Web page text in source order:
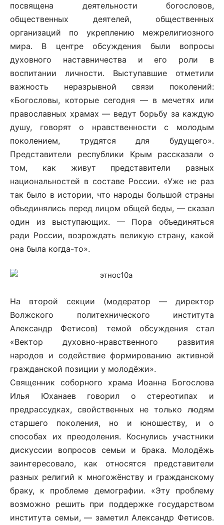
посвящена деятельности богословов,
общественных деятелей, общественных
организаций по укреплению межрелигиозного
мира. В центре обсуждения были вопросы
духовного наставничества и его роли в
воспитании личности. Выступавшие отметили
важность неразрывной связи поколений:
«Богословы, которые сегодня — в мечетях или
православных храмах — ведут борьбу за каждую
душу, говорят о нравственности с молодым
поколением, трудятся для будущего».
Представители республики Крым рассказали о
том, как живут представители разных
национальностей в составе России. «Уже не раз
так было в истории, что народы большой страны
объединялись перед лицом общей беды, — сказал
один из выступающих. — Пора объединяться
ради России, возрождать великую страну, какой
она была когда-то».
На второй секции (модератор — директор
Волжского политехнического института
Александр Фетисов) темой обсуждения стал
«Вектор духовно-нравственного развития
народов и содействие формированию активной
гражданской позиции у молодёжи».
Священник соборного храма Иоанна Богослова
Илья Юханаев говорил о стереотипах и
предрассудках, свойственных не только людям
старшего поколения, но и юношеству, и о
способах их преодоления. Коснулись участники
дискуссии вопросов семьи и брака. Молодёжь
заинтересовало, как относятся представители
разных религий к многожёнству и гражданскому
браку, к проблеме демографии. «Эту проблему
возможно решить при поддержке государством
института семьи, — заметил Александр Фетисов.